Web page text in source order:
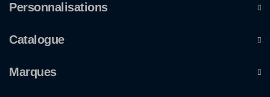
Personnalisations
Catalogue
Marques